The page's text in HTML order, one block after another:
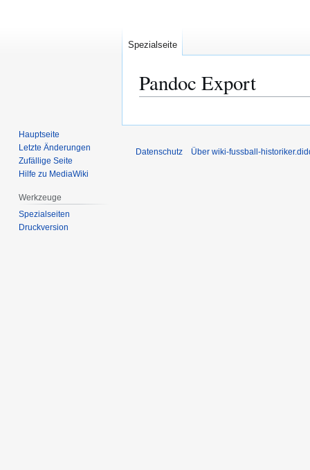
Pandoc Export
springen
springen
Spezialseite
Hauptseite
Letzte Änderungen
Zufällige Seite
Hilfe zu MediaWiki
Werkzeuge
Spezialseiten
Druckversion
Datenschutz Über wiki-fussball-